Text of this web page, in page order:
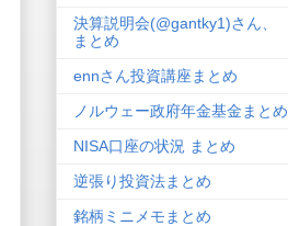
決算説明会(@gantky1)さん、
まとめ
ennさん投資講座まとめ
ノルウェー政府年金基金まとめ
NISA口座の状況 まとめ
逆張り投資法まとめ
銘柄ミニメモまとめ